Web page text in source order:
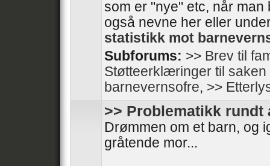
som er "nye" etc, når man
også nevne her eller
statistikk mot
Subforums: >> Brev til
Støtteerklæringer til saken
barnevernsofre, >>
>> Problematikk rundt
Drømmen om et barn, og
gråtende mor...